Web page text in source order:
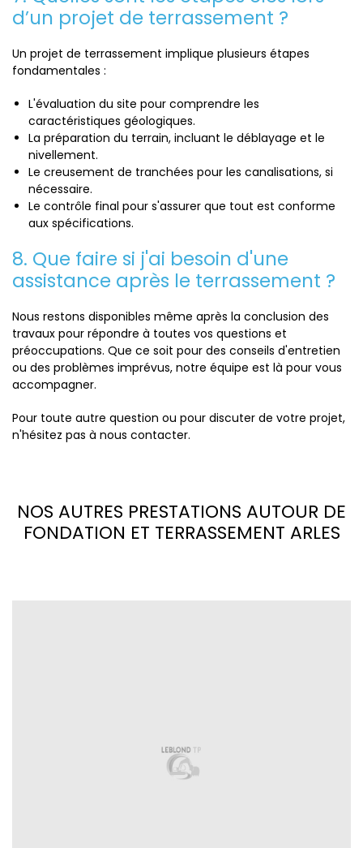
d’un projet de terrassement ?
Un projet de terrassement implique plusieurs étapes
fondamentales :
L'évaluation du site pour comprendre les
caractéristiques géologiques.
La préparation du terrain, incluant le déblayage et le
nivellement.
Le creusement de tranchées pour les canalisations, si
nécessaire.
Le contrôle final pour s'assurer que tout est conforme
aux spécifications.
8. Que faire si j'ai besoin d'une
assistance après le terrassement ?
Nous restons disponibles même après la conclusion des
travaux pour répondre à toutes vos questions et
préoccupations. Que ce soit pour des conseils d'entretien
ou des problèmes imprévus, notre équipe est là pour vous
accompagner.
Pour toute autre question ou pour discuter de votre projet,
n'hésitez pas à nous contacter.
NOS AUTRES PRESTATIONS AUTOUR DE
FONDATION ET TERRASSEMENT ARLES